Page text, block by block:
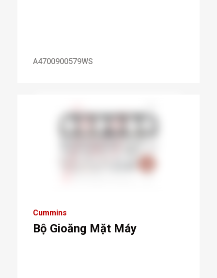
A4700900579WS
Cummins
Bộ Gioăng Mặt Máy